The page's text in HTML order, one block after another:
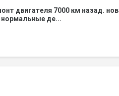
двигателя 7000 км назад.
нормальные де...